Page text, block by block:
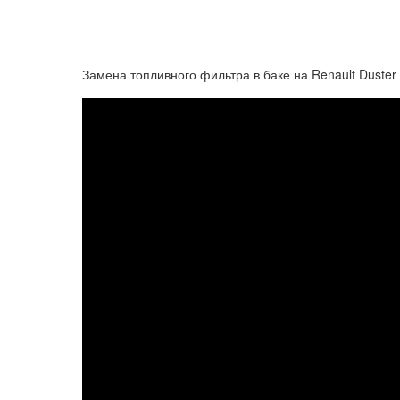
Замена топливного фильтра в баке на Renault